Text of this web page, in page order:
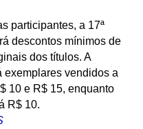
participantes, a 17ª
descontos mínimos de
dos títulos. A
exemplares vendidos a
10 e R$ 15, enquanto
R$ 10.